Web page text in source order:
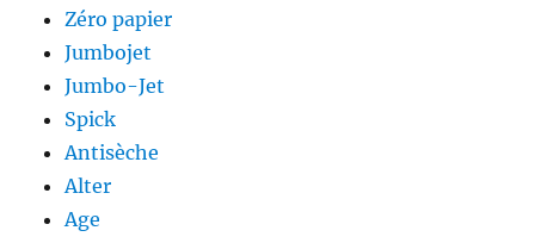
Zéro papier
Jumbojet
Jumbo-Jet
Spick
Antisèche
Alter
Age